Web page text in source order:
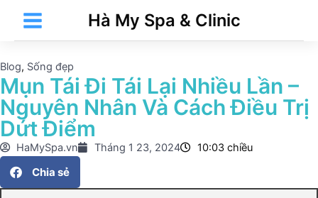
Main
Menu
Hà My Spa & Clinic
Blog, Sống đẹp
Mụn Tái Đi Tái Lại Nhiều Lần –
Nguyên Nhân Và Cách Điều Trị
Dứt Điểm
HaMySpa.vn Tháng 1 23, 2024 10:03 chiều
Chia sẻ